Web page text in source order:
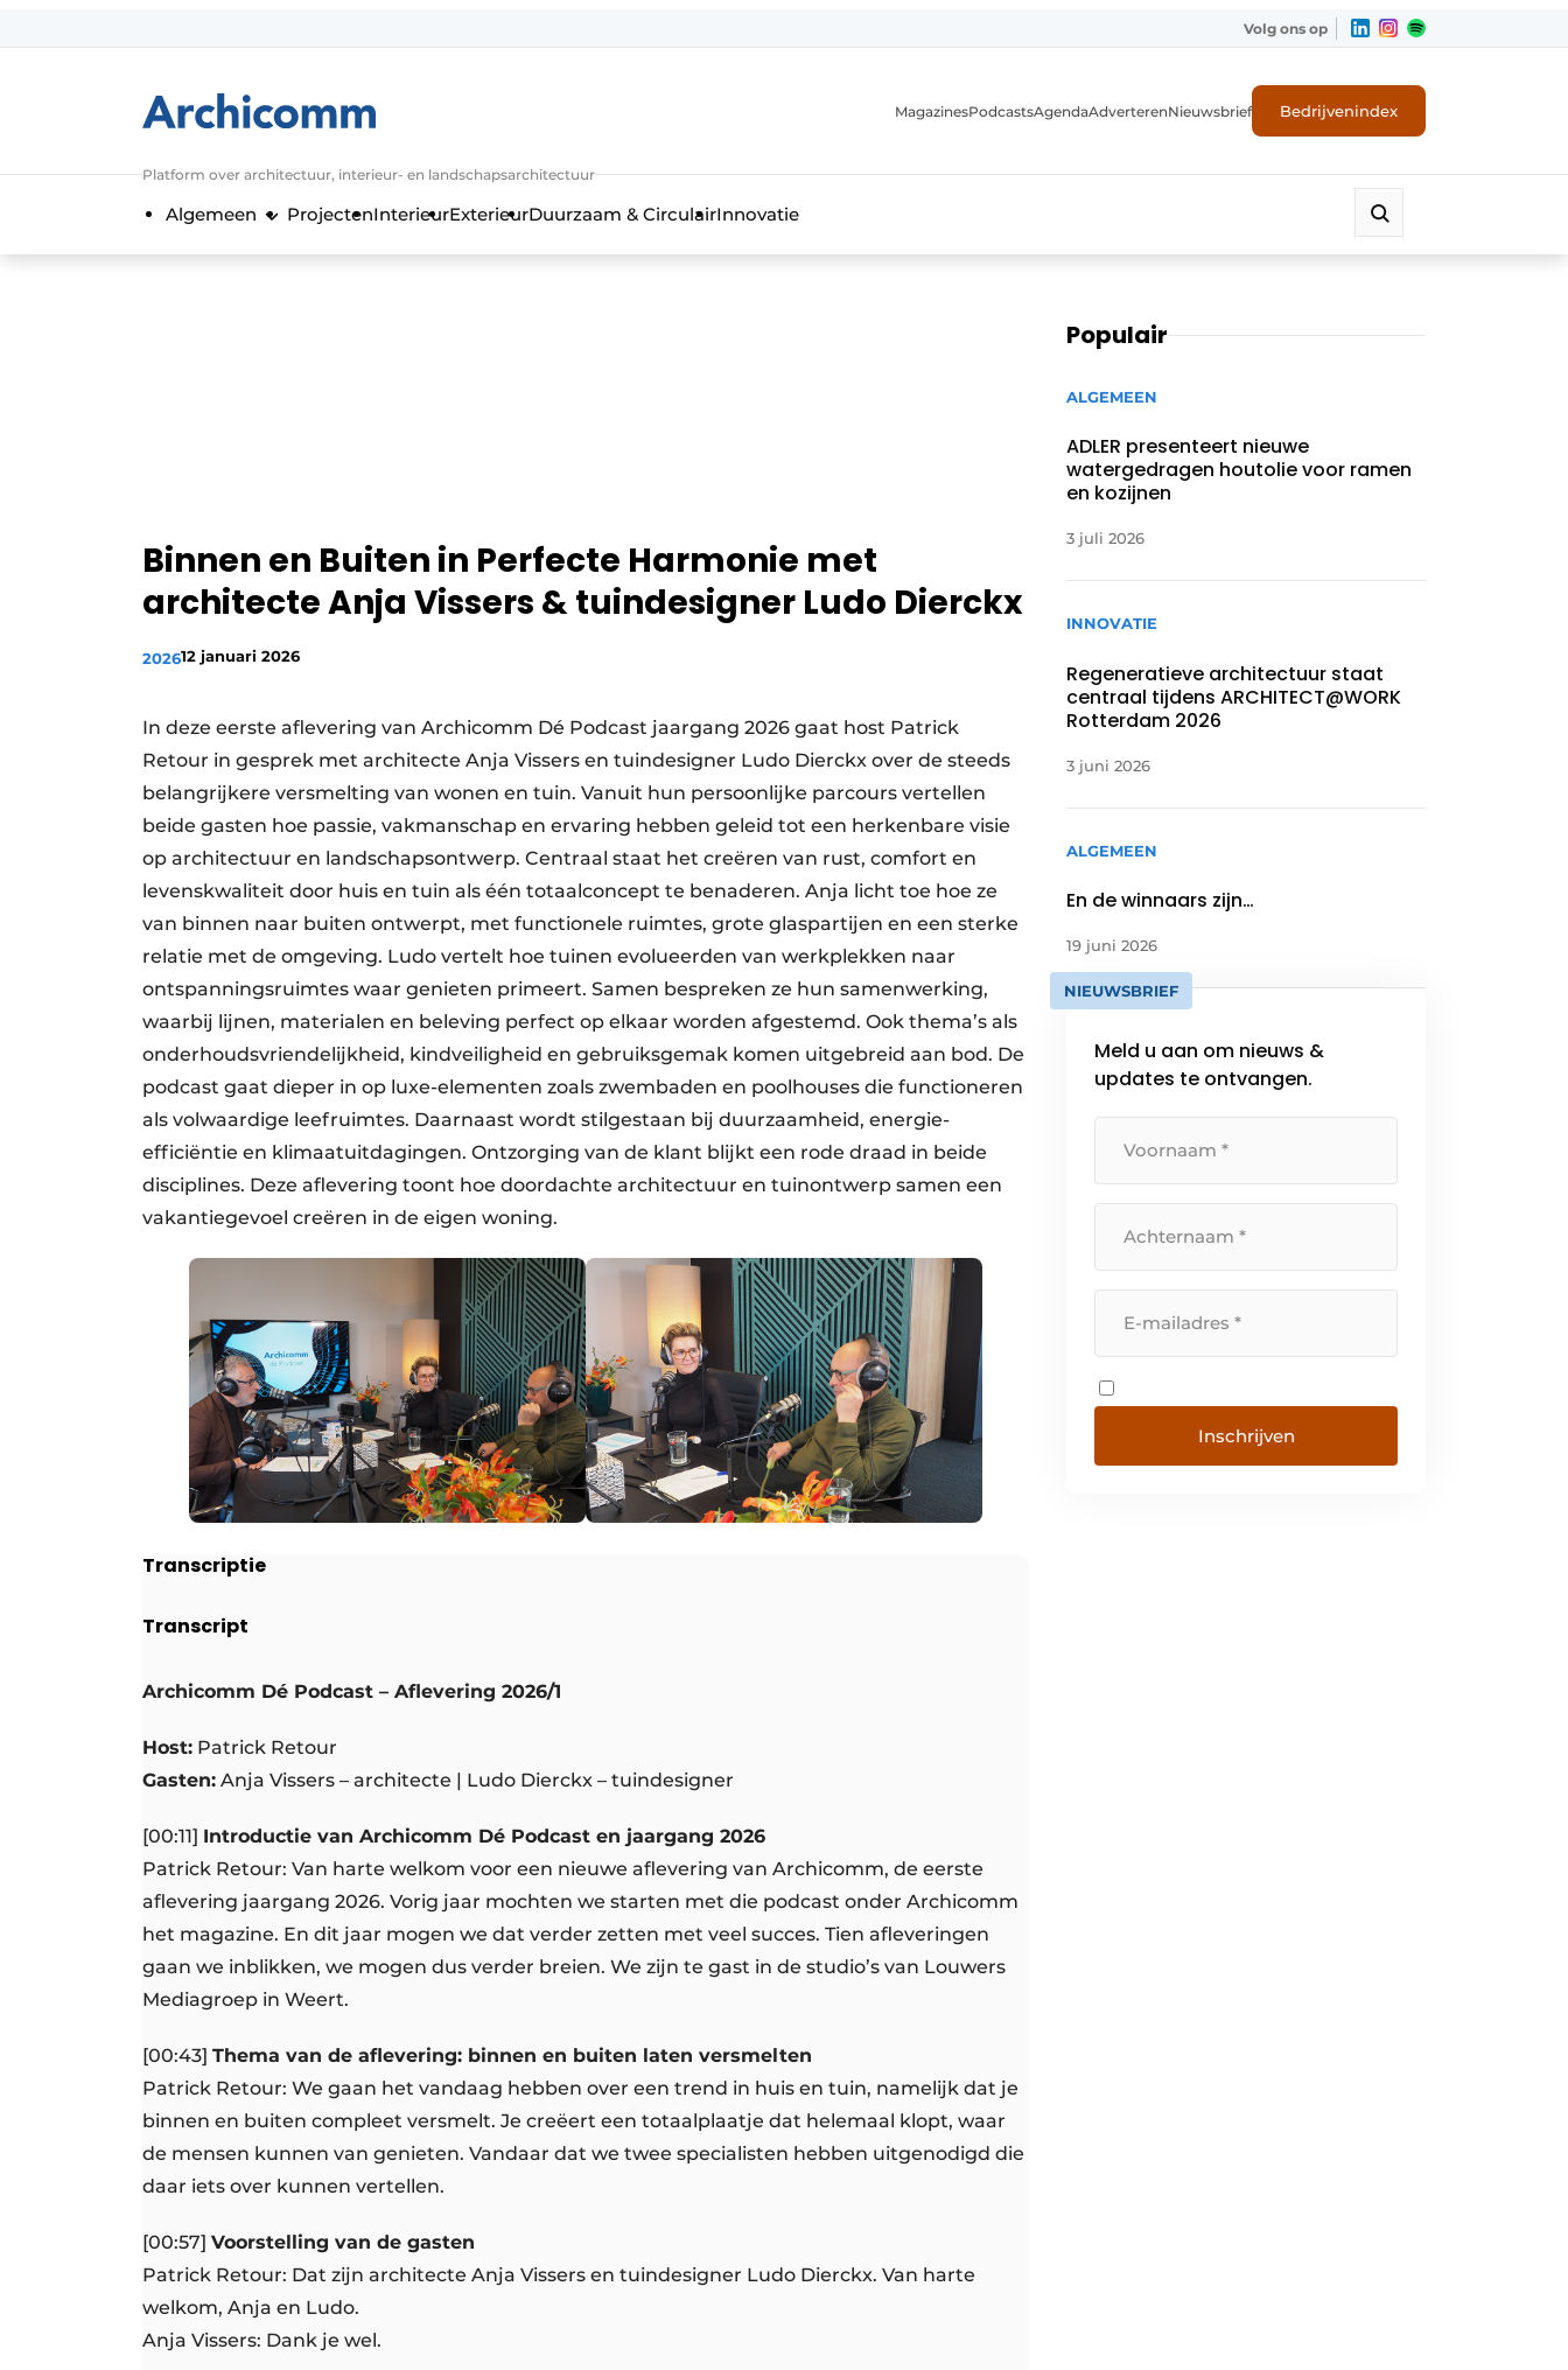
Algemene voorwaarden
Volg ons op
Platform over architectuur, interieur- en landschapsarchitectuur
MagazinesPodcastsAgendaAdverterenNieuwsbrief Bedrijvenindex
Algemeen ProjectenInterieurExterieurDuurzaam & CirculairInnovatie
Binnen en Buiten in Perfecte Harmonie met
architecte Anja Vissers & tuindesigner Ludo Dierckx
202612 januari 2026
In deze eerste aflevering van Archicomm Dé Podcast jaargang 2026 gaat host Patrick
Retour in gesprek met architecte Anja Vissers en tuindesigner Ludo Dierckx over de steeds
belangrijkere versmelting van wonen en tuin. Vanuit hun persoonlijke parcours vertellen
beide gasten hoe passie, vakmanschap en ervaring hebben geleid tot een herkenbare visie
op architectuur en landschapsontwerp. Centraal staat het creëren van rust, comfort en
levenskwaliteit door huis en tuin als één totaalconcept te benaderen. Anja licht toe hoe ze
van binnen naar buiten ontwerpt, met functionele ruimtes, grote glaspartijen en een sterke
relatie met de omgeving. Ludo vertelt hoe tuinen evolueerden van werkplekken naar
ontspanningsruimtes waar genieten primeert. Samen bespreken ze hun samenwerking,
waarbij lijnen, materialen en beleving perfect op elkaar worden afgestemd. Ook thema’s als
onderhoudsvriendelijkheid, kindveiligheid en gebruiksgemak komen uitgebreid aan bod. De
podcast gaat dieper in op luxe-elementen zoals zwembaden en poolhouses die functioneren
als volwaardige leefruimtes. Daarnaast wordt stilgestaan bij duurzaamheid, energie-
efficiëntie en klimaatuitdagingen. Ontzorging van de klant blijkt een rode draad in beide
disciplines. Deze aflevering toont hoe doordachte architectuur en tuinontwerp samen een
vakantiegevoel creëren in de eigen woning.
Transcriptie
Transcript
Archicomm Dé Podcast – Aflevering 2026/1
Host: Patrick Retour
Gasten: Anja Vissers – architecte | Ludo Dierckx – tuindesigner
[00:11] Introductie van Archicomm Dé Podcast en jaargang 2026
Patrick Retour: Van harte welkom voor een nieuwe aflevering van Archicomm, de eerste
aflevering jaargang 2026. Vorig jaar mochten we starten met die podcast onder Archicomm
het magazine. En dit jaar mogen we dat verder zetten met veel succes. Tien afleveringen
gaan we inblikken, we mogen dus verder breien. We zijn te gast in de studio’s van Louwers
Mediagroep in Weert.
[00:43] Thema van de aflevering: binnen en buiten laten versmelten
Patrick Retour: We gaan het vandaag hebben over een trend in huis en tuin, namelijk dat je
binnen en buiten compleet versmelt. Je creëert een totaalplaatje dat helemaal klopt, waar
de mensen kunnen van genieten. Vandaar dat we twee specialisten hebben uitgenodigd die
daar iets over kunnen vertellen.
[00:57] Voorstelling van de gasten
Patrick Retour: Dat zijn architecte Anja Vissers en tuindesigner Ludo Dierckx. Van harte
welkom, Anja en Ludo.
Anja Vissers: Dank je wel.
Populair
ALGEMEEN
ADLER presenteert nieuwe
watergedragen houtolie voor ramen
en kozijnen
3 juli 2026
INNOVATIE
Regeneratieve architectuur staat
centraal tijdens ARCHITECT@WORK
Rotterdam 2026
3 juni 2026
ALGEMEEN
En de winnaars zijn…
19 juni 2026
NIEUWSBRIEF
Meld u aan om nieuws &
updates te ontvangen.
Inschrijven